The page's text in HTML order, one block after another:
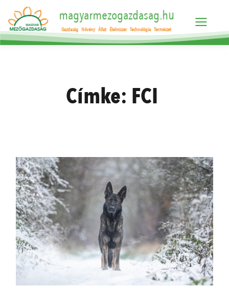
magyarmezogazdasag.hu
Gazdaság Növény Állat Élelmiszer Technológia Természet
Címke: FCI